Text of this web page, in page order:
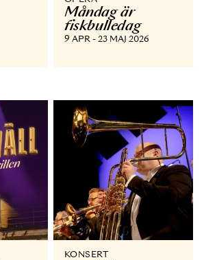
Måndag är
fiskbulledag
9 APR - 23 MAJ 2026
KONSERT